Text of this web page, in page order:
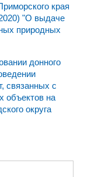
края
"О выдаче
природных
донного
связанных с
объектов на
округа